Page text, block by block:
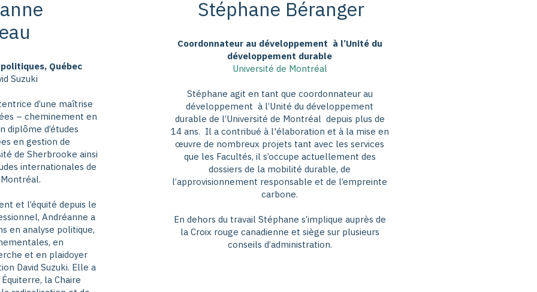
Québec
Suzuki
d’une maîtrise
– cheminement en
diplôme d’études
en gestion de
de Sherbrooke ainsi
internationales de
et l’équité depuis le
Andréanne a
en analyse politique,
en
et en plaidoyer
David Suzuki. Elle a
la Chaire
Stéphane Béranger
Coordonnateur au développement à l’Unité du
développement durable
Université de Montréal
Stéphane agit en tant que coordonnateur au
développement à l’Unité du développement
durable de l’Université de Montréal depuis plus de
14 ans. Il a contribué à l'élaboration et à la mise en
œuvre de nombreux projets tant avec les services
que les Facultés, il s’occupe actuellement des
dossiers de la mobilité durable, de
l’approvisionnement responsable et de l’empreinte
carbone.
En dehors du travail Stéphane s’implique auprès de
la Croix rouge canadienne et siège sur plusieurs
conseils d’administration.